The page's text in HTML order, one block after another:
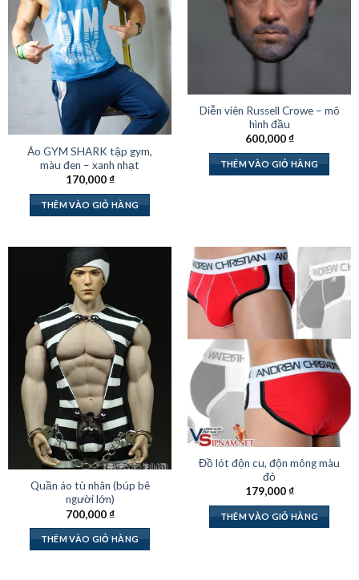
Áo GYM SHARK tập gym,
màu đen – xanh nhạt
170,000₫
THÊM VÀO GIỎ HÀNG
Diễn viên Russell Crowe – mô
hình đầu
600,000₫
THÊM VÀO GIỎ HÀNG
Quần áo tù nhân (búp bê
người lớn)
700,000₫
THÊM VÀO GIỎ HÀNG
Đồ lót độn cu, độn mông màu
đỏ
179,000₫
THÊM VÀO GIỎ HÀNG